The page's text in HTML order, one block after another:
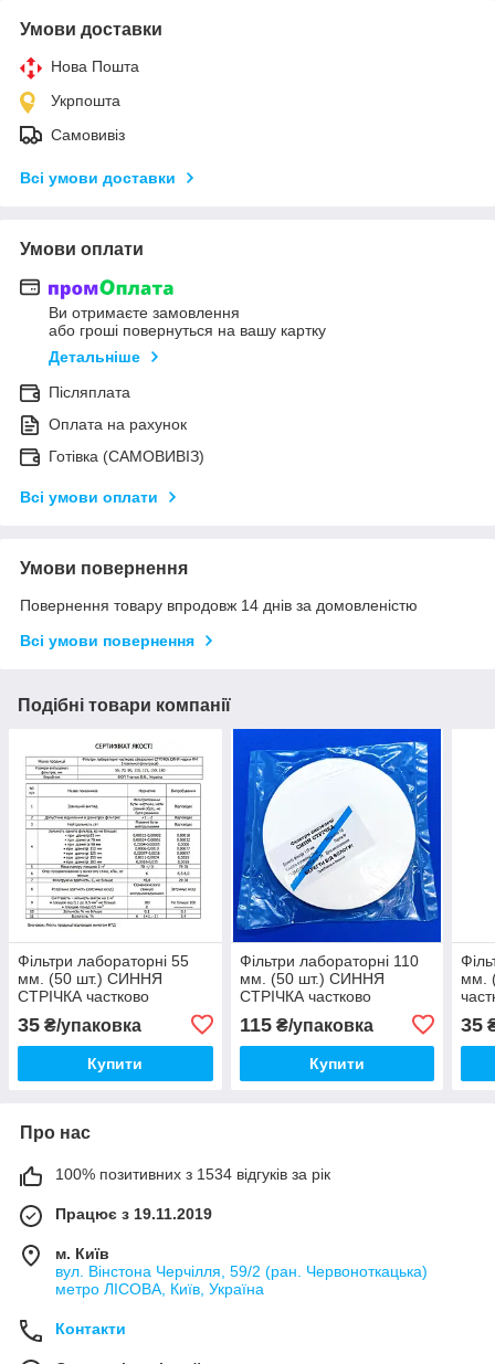
Умови доставки
Нова Пошта
Укрпошта
Самовивіз
Всі умови доставки
Умови оплати
Ви отримаєте замовлення
або гроші повернуться на вашу картку
Детальніше
Післяплата
Оплата на рахунок
Готівка (САМОВИВІЗ)
Всі умови оплати
Умови повернення
Повернення товару впродовж 14 днів за домовленістю
Всі умови повернення
Подібні товари компанії
Фільтри лабораторні 55
мм. (50 шт.) СИННЯ
СТРІЧКА частково
фільтрація)
35 ₴/упаковка
Купити
Фільтри лабораторні 110
мм. (50 шт.) СИННЯ
СТРІЧКА частково
фільтрація)
115₴/упаковка
Купити
мм.
35
Про нас
100% позитивних з 1534 відгуків за рік
Працює з 19.11.2019
м. Київ
вул. Вінстона Черчілля, 59/2 (ран. Червоноткацька)
метро ЛІСОВА, Київ, Україна
Контакти